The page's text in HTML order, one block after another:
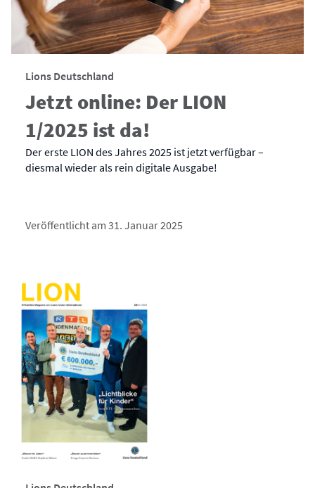
Lions Deutschland
Jetzt online: Der LION
1/2025 ist da!
Der erste LION des Jahres 2025 ist jetzt verfügbar –
diesmal wieder als rein digitale Ausgabe!
Veröffentlicht am 31. Januar 2025